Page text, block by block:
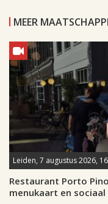
MEER
Leiden, 7 augustus 2026,
Restaurant Porto
menukaart en